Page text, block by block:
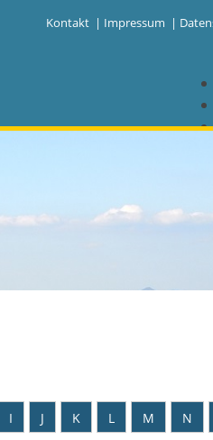
Kontakt | Impressum |
I J K L M N